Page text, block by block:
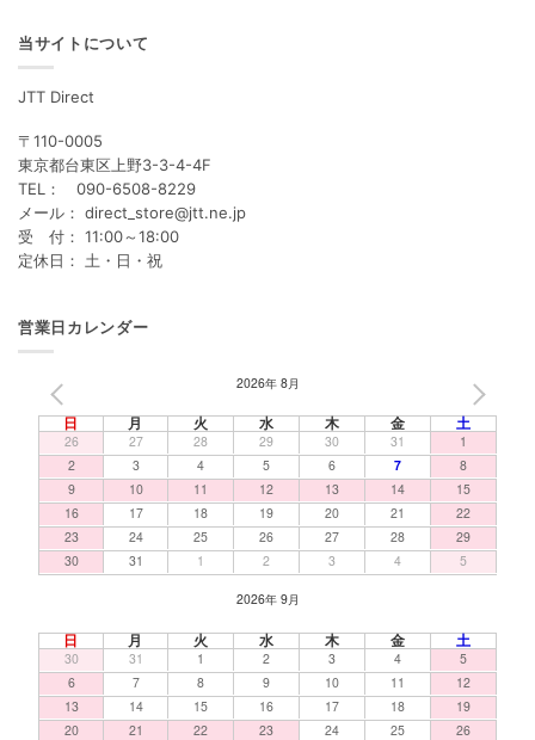
当サイトについて
JTT Direct
〒110-0005
東京都台東区上野3-3-4-4F
TEL： 090-6508-8229
メール： direct_store@jtt.ne.jp
受 付： 11:00～18:00
定休日： 土・日・祝
営業日カレンダー
2026年 8月
日 月 火 水 木 金 土
26 27 28 29 30 31
1
2
3 4 5 6 7
8
9
10 11 12 13 14
15
16
17 18 19 20 21
22
23
24 25 26 27 28
29
30
31 1 2 3 4 5
2026年 9月
日 月 火 水 木 金 土
30 31 1 2 3 4
5
6
7 8 9 10 11
12
13
14 15 16 17 18
19
20
21 22 23 24 25 26